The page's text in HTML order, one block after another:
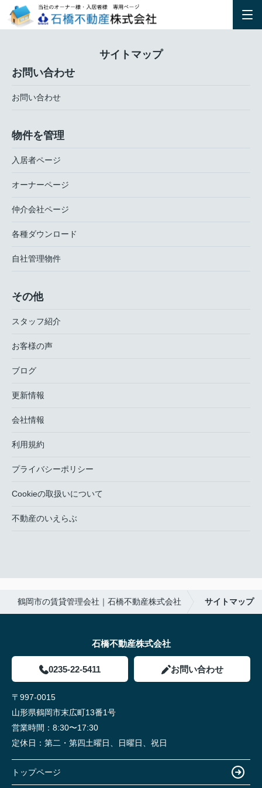
サイトマップ
お問い合わせ
お問い合わせ
物件を管理
入居者ページ
オーナーページ
仲介会社ページ
各種ダウンロード
自社管理物件
その他
スタッフ紹介
お客様の声
ブログ
更新情報
会社情報
利用規約
プライバシーポリシー
Cookieの取扱いについて
不動産のいえらぶ
鶴岡市の賃貸管理会社｜石橋不動産株式会社 サイトマップ
石橋不動産株式会社
0235-22-5411 お問い合わせ
〒997-0015
山形県鶴岡市末広町13番1号
営業時間： 8:30〜17:30
定休日： 第二・第四土曜日、日曜日、祝日
トップページ